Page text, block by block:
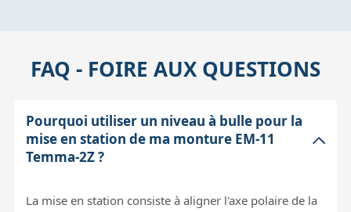
FAQ - FOIRE AUX QUESTIONS
Pourquoi utiliser un niveau à bulle pour la
mise en station de ma monture EM-11
Temma-2Z ?
La mise en station consiste à aligner l'axe polaire de la